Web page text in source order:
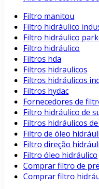
Filtro manitou
Filtro hidráulico
Filtro hidráulico
Filtro hidráulico
Filtros hda
Filtros hidraulicos
Filtros hidráulicos
Filtros hydac
Fornecedores de
Filtro hidráulico de
Filtros hidráulicos
Filtro de óleo
Filtro direção
Filtro óleo hidráulico
Comprar filtro de
Comprar filtro